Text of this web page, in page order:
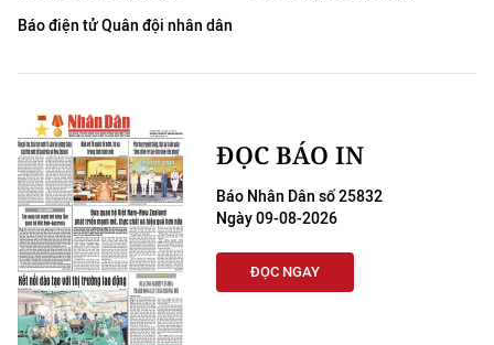
Báo điện tử Quân đội nhân dân
ĐỌC BÁO IN
Báo Nhân Dân số 25832
Ngày 09-08-2026
ĐỌC NGAY